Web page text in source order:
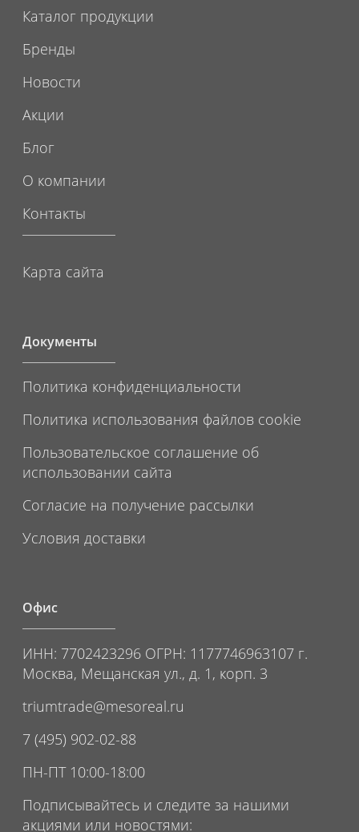
Каталог продукции
Бренды
Новости
Акции
Блог
О компании
Контакты
Карта сайта
Документы
Политика конфиденциальности
Политика использования файлов cookie
Пользовательское соглашение об
использовании сайта
Согласие на получение рассылки
Условия доставки
Офис
ИНН: 7702423296 ОГРН: 1177746963107 г.
Москва, Мещанская ул., д. 1, корп. 3
triumtrade@mesoreal.ru
7 (495) 902-02-88
ПН-ПТ 10:00-18:00
Подписывайтесь и следите за нашими
акциями или новостями: